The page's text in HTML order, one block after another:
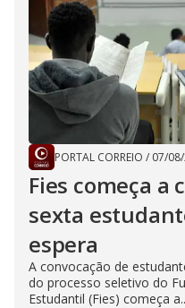
PORTAL CORREIO / 07/
Fies começa a
sexta
espera
A convocação de
do processo seletivo do
Estudantil (Fies) começa